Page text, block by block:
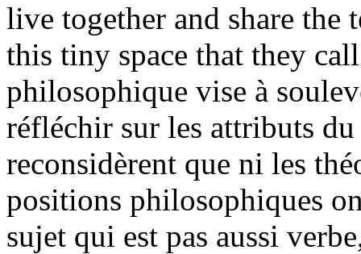
live together and share
this tiny space that they
philosophique vise à
réfléchir sur les attributs
reconsidèrent que ni les
positions philosophiques
sujet qui est pas aussi